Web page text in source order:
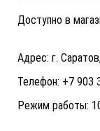
Доступно в
Адрес: г.
Телефон: +7 903
Режим работы: